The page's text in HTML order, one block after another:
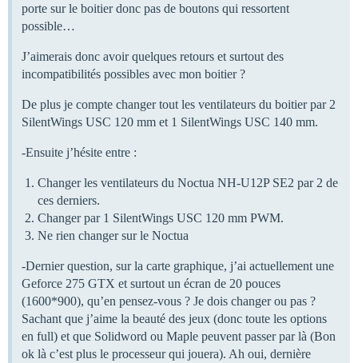
porte sur le boitier donc pas de boutons qui ressortent
possible…
J’aimerais donc avoir quelques retours et surtout des
incompatibilités possibles avec mon boitier ?
De plus je compte changer tout les ventilateurs du boitier par 2
SilentWings USC 120 mm et 1 SilentWings USC 140 mm.
-Ensuite j’hésite entre :
Changer les ventilateurs du Noctua NH-U12P SE2 par 2 de
ces derniers.
Changer par 1 SilentWings USC 120 mm PWM.
Ne rien changer sur le Noctua
-Dernier question, sur la carte graphique, j’ai actuellement une
Geforce 275 GTX et surtout un écran de 20 pouces
(1600*900), qu’en pensez-vous ? Je dois changer ou pas ?
Sachant que j’aime la beauté des jeux (donc toute les options
en full) et que Solidword ou Maple peuvent passer par là (Bon
ok là c’est plus le processeur qui jouera). Ah oui, dernière